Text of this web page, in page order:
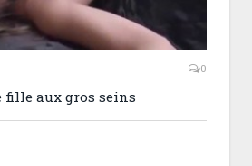
0
aux gros seins